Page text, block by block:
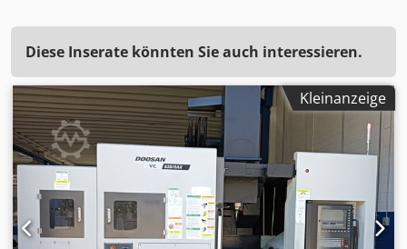
Diese Inserate könnten Sie auch interessieren.
Kleinanzeige